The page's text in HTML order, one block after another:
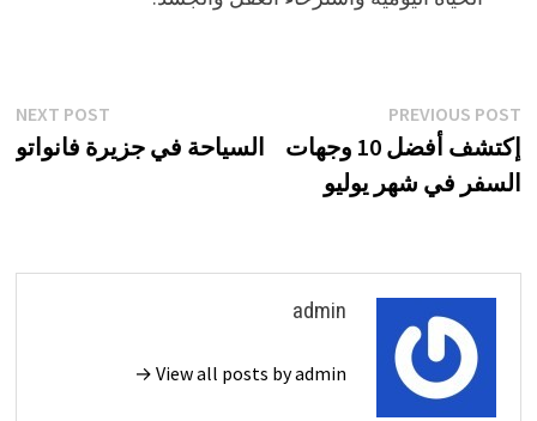
تصفّح
المقالات
PREVIOUS POST
Previous
post:إكتشف أفضل 10 وجهات
السفر في شهر يوليو
NEXT POST
السياحة في جزيرة فانواتو
admin
View all posts by admin →